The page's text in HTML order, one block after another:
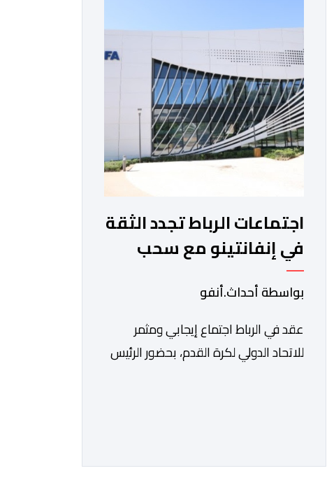
موعد في هذا الدور مع الفائز من المباراة
التي تجمع بين ستار سبورت السييراليوني
ونادي المدينة الغامبي، حيث يطمح
الفريق […]
اجتماعات الرباط تجدد الثقة
في إنفانتينو مع سحب
مشروع الفيفا
بواسطة أحداث.أنفو
عقد في الرباط اجتماع إيجابي ومثمر
للاتحاد الدولي لكرة القدم، بحضور الرئيس
الثقة المتبادلة بين القيادة التنفيذية